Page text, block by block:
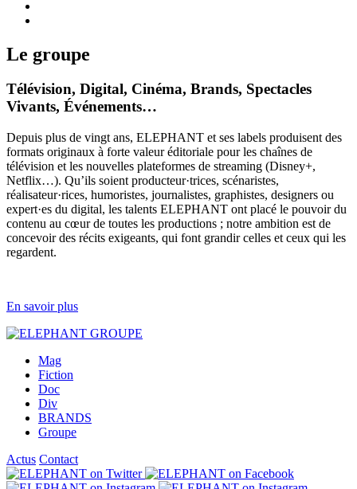
Le groupe
Télévision, Digital, Cinéma, Brands, Spectacles
Vivants, Événements…
Depuis plus de vingt ans, ELEPHANT et ses labels produisent des
formats originaux à forte valeur éditoriale pour les chaînes de
télévision et les nouvelles plateformes de streaming (Disney+,
Netflix…). Qu’ils soient producteur·trices, scénaristes,
réalisateur·rices, humoristes, journalistes, graphistes, designers ou
expert·es du digital, les talents ELEPHANT ont placé le pouvoir du
contenu au cœur de toutes les productions ; notre ambition est de
concevoir des récits exigeants, qui font grandir celles et ceux qui les
regardent.
En savoir plus
Mag
Fiction
Doc
Div
BRANDS
Groupe
Actus Contact